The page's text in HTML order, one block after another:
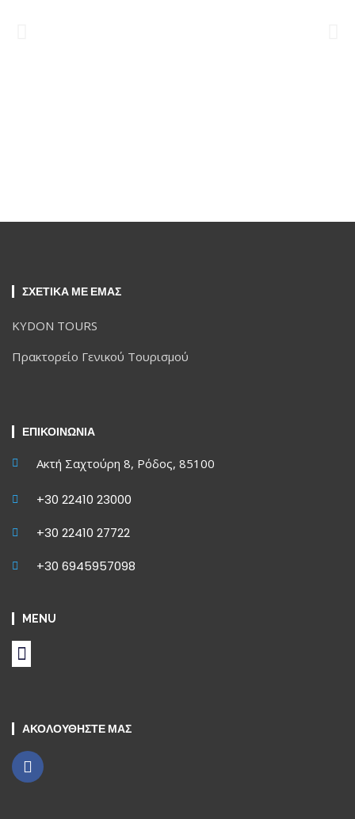
ΣΧΕΤΙΚΑ ΜΕ ΕΜΑΣ
KYDON TOURS
Πρακτορείο Γενικού Τουρισμού
ΕΠΙΚΟΙΝΩΝΙΑ
Ακτή Σαχτούρη 8, Ρόδος, 85100
+30 22410 23000
+30 22410 27722
+30 6945957098
MENU
ΑΚΟΛΟΥΘΗΣΤΕ ΜΑΣ